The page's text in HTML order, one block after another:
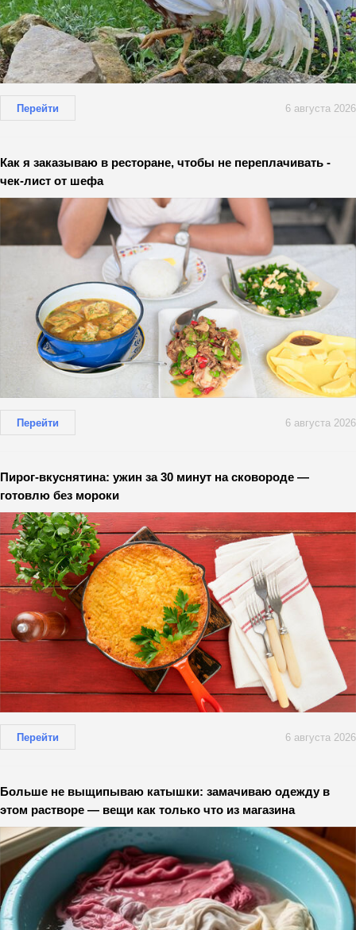
Перейти 6 августа 2026
Как я заказываю в ресторане, чтобы не переплачивать -
чек-лист от шефа
Перейти 6 августа 2026
Пирог-вкуснятина: ужин за 30 минут на сковороде —
готовлю без мороки
Перейти 6 августа 2026
Больше не выщипываю катышки: замачиваю одежду в
этом растворе — вещи как только что из магазина